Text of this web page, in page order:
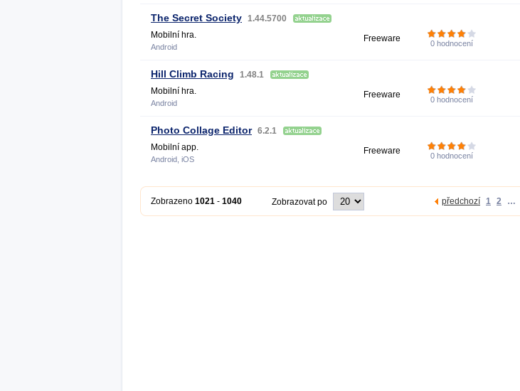
The Secret Society 1.44.5700
Mobilní hra.
Android
Freeware 0 hodnocení
Hill Climb Racing
1.48.1
Mobilní hra.
Android
Freeware 0 hodnocení
Photo Collage Editor 6.2.1
Mobilní app.
Android, iOS
Freeware 0 hodnocení
Zobrazeno 1021 - 1040 Zobrazovat po předchozí 1 2 …